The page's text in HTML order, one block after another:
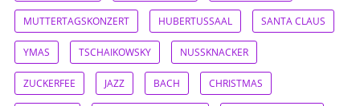
MUTTERTAGSKONZERT HUBERTUSSAAL SANTA CLAUS
YMAS TSCHAIKOWSKY NUSSKNACKER
ZUCKERFEE JAZZ BACH CHRISTMAS